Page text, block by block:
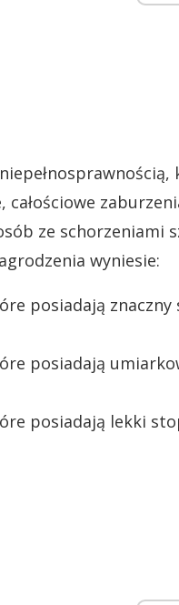
całościowe
ze schorzeniami
wyniesie:
posiadają
posiadają
posiadają lekki